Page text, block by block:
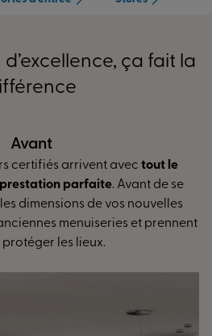
ça fait la
avectout le
. Avant de se
de vos nouvelles
et prennent
réglage
mesure
une